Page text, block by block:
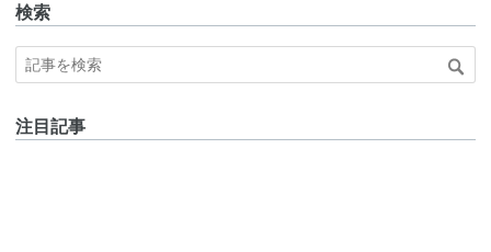
検索
注目記事